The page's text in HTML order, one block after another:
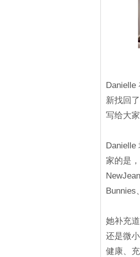
Danielle
新找回
写给大家
Danielle
家的是
Bunnies
她补充
还是微
健康、